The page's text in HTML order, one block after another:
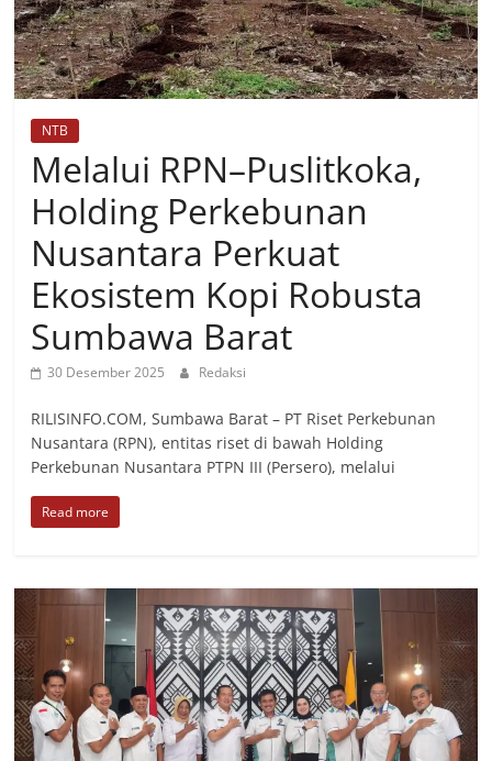
NTB
Melalui RPN–Puslitkoka,
Holding Perkebunan
Nusantara Perkuat
Ekosistem Kopi Robusta
Sumbawa Barat
30 Desember 2025 Redaksi
RILISINFO.COM, Sumbawa Barat – PT Riset Perkebunan
Nusantara (RPN), entitas riset di bawah Holding
Perkebunan Nusantara PTPN III (Persero), melalui
Read more